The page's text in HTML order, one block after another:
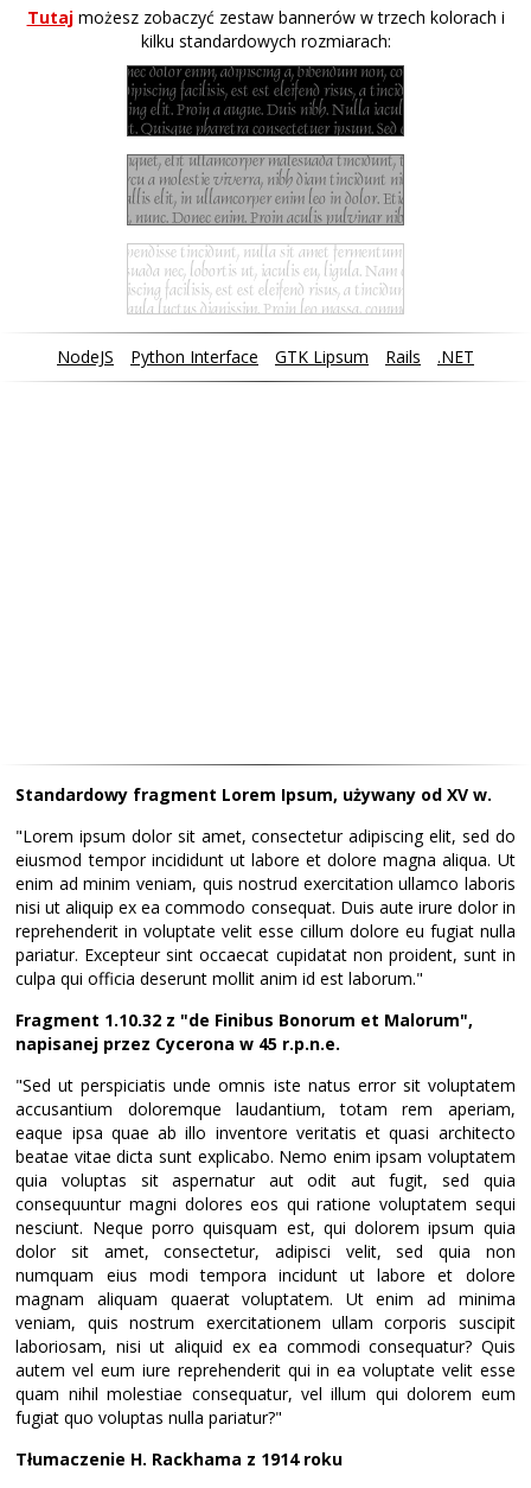
Tutajmożesz zobaczyć zestaw bannerów w trzech kolorach i
kilku standardowych rozmiarach:
NodeJS Python Interface GTK Lipsum Rails .NET
Standardowy fragment Lorem Ipsum, używany od XV w.
"Lorem ipsum dolor sit amet, consectetur adipiscing elit, sed do
eiusmod tempor incididunt ut labore et dolore magna aliqua. Ut
enim ad minim veniam, quis nostrud exercitation ullamco laboris
nisi ut aliquip ex ea commodo consequat. Duis aute irure dolor in
reprehenderit in voluptate velit esse cillum dolore eu fugiat nulla
pariatur. Excepteur sint occaecat cupidatat non proident, sunt in
culpa qui officia deserunt mollit anim id est laborum."
Fragment 1.10.32 z "de Finibus Bonorum et Malorum",
napisanej przez Cycerona w 45 r.p.n.e.
"Sed ut perspiciatis unde omnis iste natus error sit voluptatem
accusantium doloremque laudantium, totam rem aperiam,
eaque ipsa quae ab illo inventore veritatis et quasi architecto
beatae vitae dicta sunt explicabo. Nemo enim ipsam voluptatem
quia voluptas sit aspernatur aut odit aut fugit, sed quia
consequuntur magni dolores eos qui ratione voluptatem sequi
nesciunt. Neque porro quisquam est, qui dolorem ipsum quia
dolor sit amet, consectetur, adipisci velit, sed quia non
numquam eius modi tempora incidunt ut labore et dolore
magnam aliquam quaerat voluptatem. Ut enim ad minima
veniam, quis nostrum exercitationem ullam corporis suscipit
laboriosam, nisi ut aliquid ex ea commodi consequatur? Quis
autem vel eum iure reprehenderit qui in ea voluptate velit esse
quam nihil molestiae consequatur, vel illum qui dolorem eum
fugiat quo voluptas nulla pariatur?"
Tłumaczenie H. Rackhama z 1914 roku